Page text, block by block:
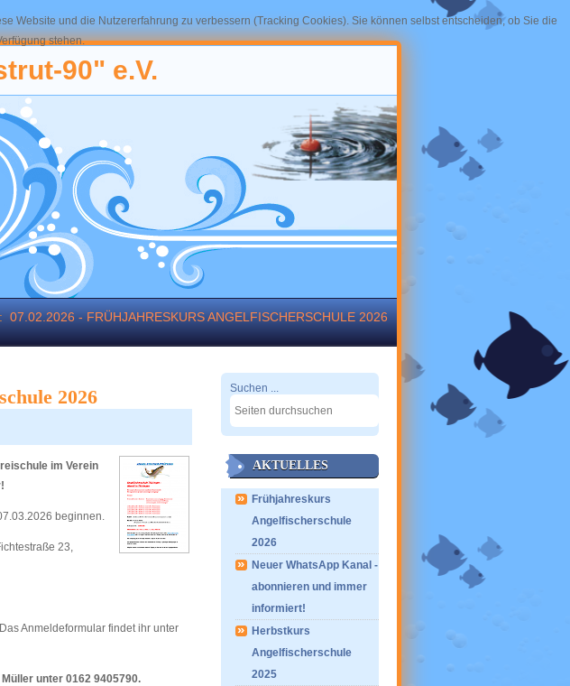
90" e.V.
07.02.2026 - FRÜHJAHRESKURS ANGELFISCHERSCHULE 2026
2026
im Verein
beginnen.
23,
Anmeldeformular findet ihr unter
unter 0162 9405790.
Suchen ...
AKTUELLES
Frühjahreskurs
Angelfischerschule
2026
Neuer WhatsApp Kanal -
abonnieren und immer
informiert!
Herbstkurs
Angelfischerschule
2025
Website und die Nutzererfahrung zu verbessern (Tracking Cookies). Sie können selbst entscheiden, ob Sie die
stehen.